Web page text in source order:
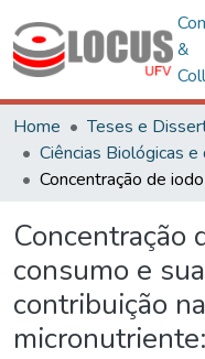
&
Home
Teses e
Concentração
consumo e
contribuição